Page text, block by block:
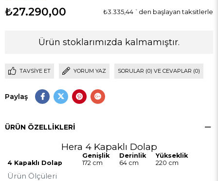
₺27.290,00 ₺3.335,44 `den başlayan taksitlerle
Ürün stoklarımızda kalmamıştır.
TAVSIYE ET YORUM YAZ SORULAR (0) VE CEVAPLAR (0)
Paylaş
ÜRÜN ÖZELLIKLERI
Hera 4 Kapaklı Dolap
Ürün Ölçüleri
Genişlik Derinlik
Yükseklik
4 Kapaklı Dolap
172 cm 64 cm 220 cm